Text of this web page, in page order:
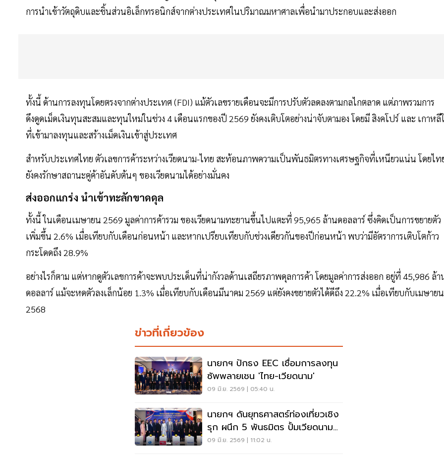
การนำเข้าวัตถุดิบและชิ้นส่วนอิเล็กทรอนิกส์จากต่างประเทศในปริมาณมหาศาลเพื่อนำมาประกอบและส่งออก
ทั้งนี้ ด้านการลงทุนโดยตรงจากต่างประเทศ (FDI) แม้ตัวเลขรายเดือนจะมีการปรับตัวลดลงตามกลไกตลาด แต่ภาพรวมการ
ดึงดูดเม็ดเงินทุนสะสมและทุนใหม่ในช่วง 4 เดือนแรกของปี 2569 ยังคงเติบโตอย่างน่าจับตามอง โดยมี สิงคโปร์ และ เกาหลี
ที่เข้ามาลงทุนและสร้างเม็ดเงินเข้าสู่ประเทศ
สำหรับประเทศไทย ตัวเลขการค้าระหว่างเวียดนาม-ไทย สะท้อนภาพความเป็นพันธมิตรทางเศรษฐกิจที่เหนียวแน่น โดยไท
ยังคงรักษาสถานะคู่ค้าอันดับต้นๆ ของเวียดนามได้อย่างมั่นคง
ส่งออกแกร่ง นำเข้าทะลักขาดดุล
ทั้งนี้ ในเดือนเมษายน 2569 มูลค่าการค้ารวม ของเวียดนามทะยานขึ้นไปแตะที่ 95,965 ล้านดอลลาร์ ซึ่งคิดเป็นการขยายตัว
เพิ่มขึ้น 2.6% เมื่อเทียบกับเดือนก่อนหน้า และหากเปรียบเทียบกับช่วงเดียวกันของปีก่อนหน้า พบว่ามีอัตราการเติบโตก้าว
กระโดดถึง 28.9%
อย่างไรก็ตาม แต่หากดูตัวเลขการค้าจะพบประเด็นที่น่ากังวลด้านเสถียรภาพดุลการค้า โดยมูลค่าการส่งออก อยู่ที่ 45,986 ล้า
ดอลลาร์ แม้จะหดตัวลงเล็กน้อย 1.3% เมื่อเทียบกับเดือนมีนาคม 2569 แต่ยังคงขยายตัวได้ดีถึง 22.2% เมื่อเทียบกับเมษายน
2568
ข่าวที่เกี่ยวข้อง
นายกฯ ปักธง EEC เชื่อมการลงทุน
ซัพพลายเชน 'ไทย-เวียดนาม'
09 มิ.ย. 2569 | 05:40 น.
นายกฯ ดันยุทธศาสตร์ท่องเที่ยวเชิง
รุก ผนึก 5 พันธมิตร ปั้มเวียดนาม
เที่ยวไทย 1 ล้านคน
09 มิ.ย. 2569 | 11:02 น.